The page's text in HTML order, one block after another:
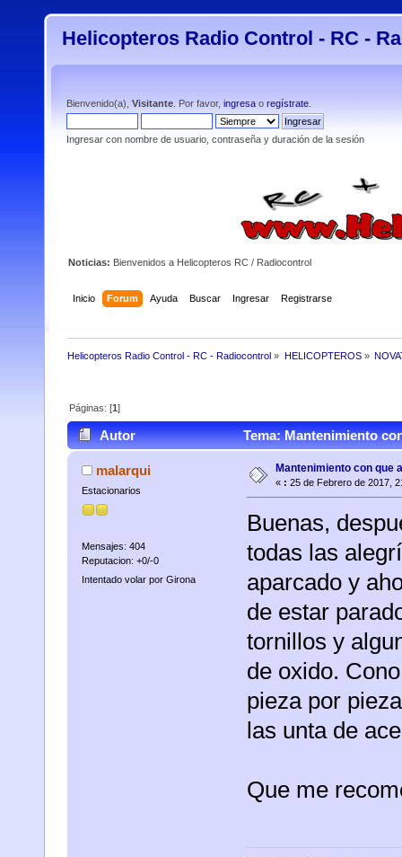
Helicopteros Radio Control - RC -
Bienvenido(a), Visitante . Por favor, ingresa o regístrate
Ingresar con nombre de usuario, contraseña y duración de la sesión
Noticias: Bienvenidos a Helicopteros RC / Radiocontrol
Inicio Forum Ayuda Buscar Ingresar Registrarse
Helicopteros Radio Control - RC - Radiocontrol » HELICOPTEROS»
Páginas: [1]
Autor Tema: Mantenimiento
malarqui
Estacionarios
Mensajes: 404
Reputacion: +0/-0
Intentado volar por Girona
Mantenimiento con que
« : 25 de Febrero de 2017,
Buenas,
todas las
aparcado y
de estar
tornillos y
de oxido.
pieza por
las unta de
Que me